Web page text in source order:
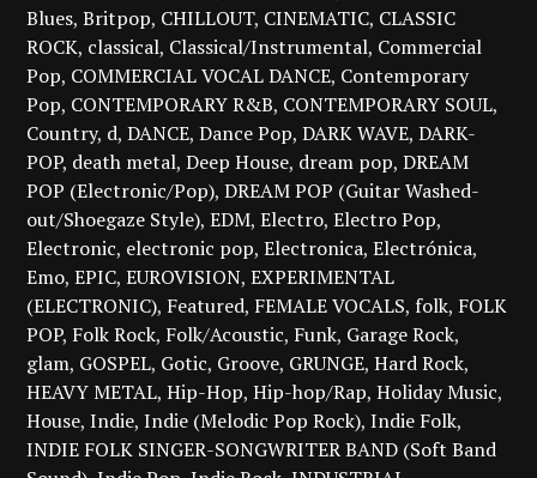
Blues Britpop CHILLOUT CINEMATIC CLASSIC
ROCK classical Classical/Instrumental Commercial
Pop COMMERCIAL VOCAL DANCE Contemporary
Pop CONTEMPORARY R&B CONTEMPORARY SOUL
Country d DANCE Dance Pop DARK WAVE DARK-
POP death metal Deep House dream pop DREAM
POP (Electronic/Pop) DREAM POP (Guitar Washed-
out/Shoegaze Style) EDM Electro Electro Pop
Electronic electronic pop Electronica Electrónica
Emo EPIC EUROVISION EXPERIMENTAL
(ELECTRONIC) Featured FEMALE VOCALS folk FOLK
POP Folk Rock Folk/Acoustic Funk Garage Rock
glam GOSPEL Gotic Groove GRUNGE Hard Rock
HEAVY METAL Hip-Hop Hip-hop/Rap Holiday Music
House Indie Indie (Melodic Pop Rock) Indie Folk
INDIE FOLK SINGER-SONGWRITER BAND (Soft Band